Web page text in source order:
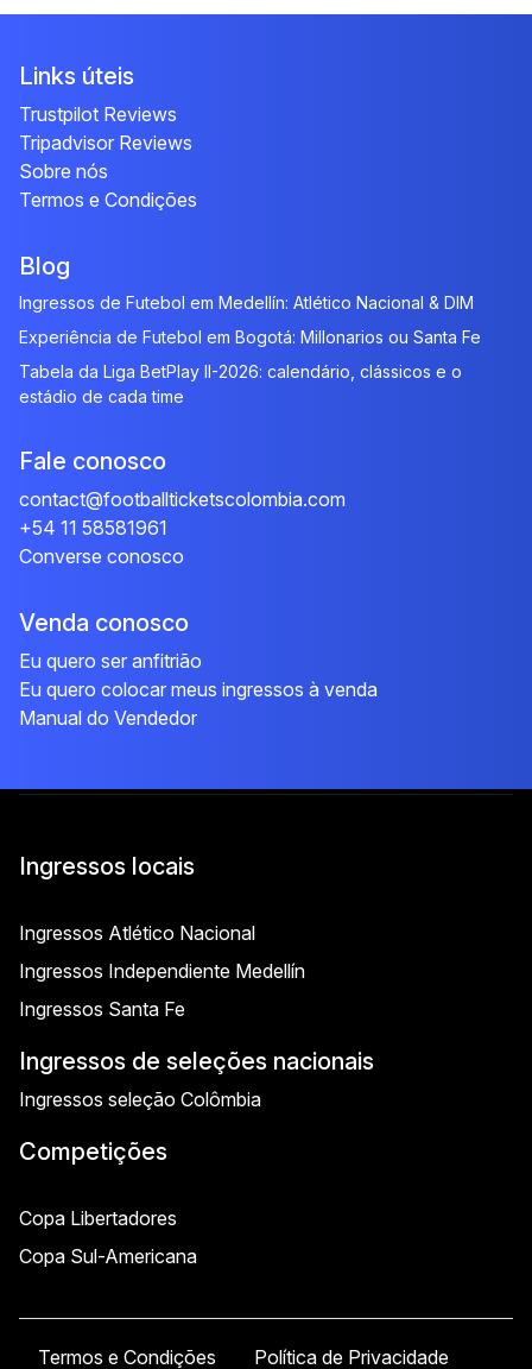
Links úteis
Trustpilot Reviews
Tripadvisor Reviews
Sobre nós
Termos e Condições
Blog
Ingressos de Futebol em Medellín: Atlético Nacional & DIM
Experiência de Futebol em Bogotá: Millonarios ou Santa Fe
Tabela da Liga BetPlay II-2026: calendário, clássicos e o
estádio de cada time
Fale conosco
contact@footballticketscolombia.com
+54 11 58581961
Converse conosco
Venda conosco
Eu quero ser anfitrião
Eu quero colocar meus ingressos à venda
Manual do Vendedor
Ingressos locais
Ingressos Atlético Nacional
Ingressos Independiente Medellín
Ingressos Santa Fe
Ingressos de seleções nacionais
Ingressos seleção Colômbia
Competições
Copa Libertadores
Copa Sul-Americana
Termos e Condições Política de Privacidade